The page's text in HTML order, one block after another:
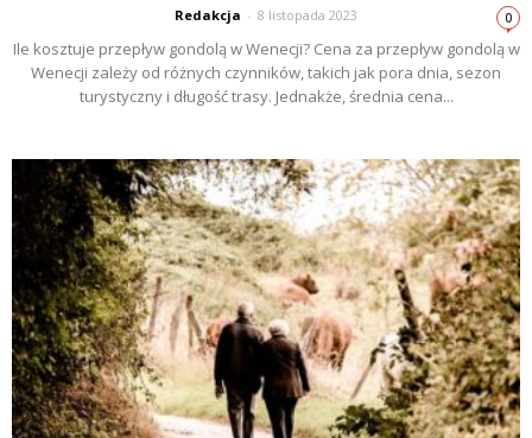
Redakcja - 8 listopada 2023 0
Ile kosztuje przepływ gondolą w Wenecji? Cena za przepływ gondolą w
Wenecji zależy od różnych czynników, takich jak pora dnia, sezon
turystyczny i długość trasy. Jednakże, średnia cena...